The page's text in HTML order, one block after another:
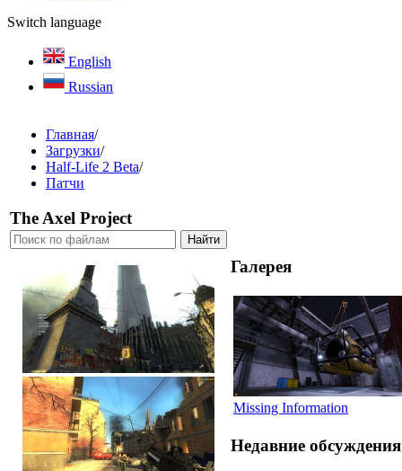
Switch language
English
Russian
Главная/
Загрузки/
Half-Life 2 Beta/
Патчи
The Axel Project
Галерея
Missing Information
Недавние обсуждения